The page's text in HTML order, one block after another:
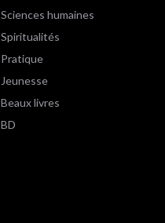
Sciences humaines
Spiritualités
Pratique
Jeunesse
Beaux livres
BD